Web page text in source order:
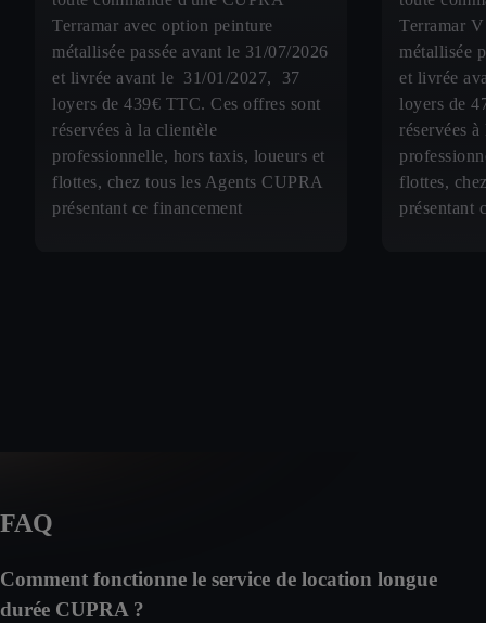
Terramar avec option peinture
métallisée passée avant le 31/07/2026
et livrée avant le 31/01/2027, 37
loyers de 439€ TTC. Ces offres sont
réservées à la clientèle
professionnelle, hors taxis, loueurs et
flottes, chez tous les Agents CUPRA
présentant ce financement
Terramar
métallisée
et livrée
loyers de
réservées
flottes,
présentant
FAQ
Comment fonctionne le service de location longue
durée CUPRA ?